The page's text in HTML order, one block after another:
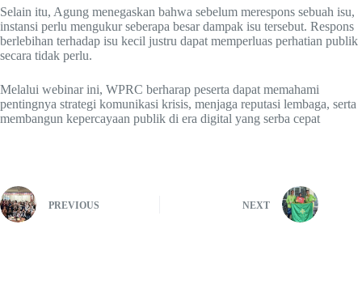
Selain itu, Agung menegaskan bahwa sebelum merespons sebuah isu,
instansi perlu mengukur seberapa besar dampak isu tersebut. Respons
berlebihan terhadap isu kecil justru dapat memperluas perhatian publik
secara tidak perlu.
Melalui webinar ini, WPRC berharap peserta dapat memahami
pentingnya strategi komunikasi krisis, menjaga reputasi lembaga, serta
membangun kepercayaan publik di era digital yang serba cepat
PREVIOUS NEXT